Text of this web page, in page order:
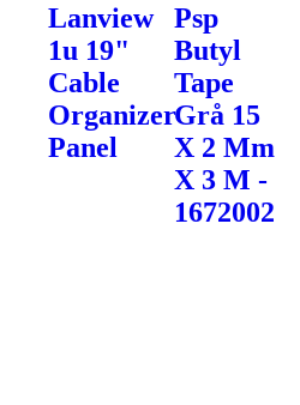
Lanview
1u 19"
Cable
Organizer
Panel
Psp
Butyl
Tape
Grå 15
X 2 Mm
X 3 M -
1672002